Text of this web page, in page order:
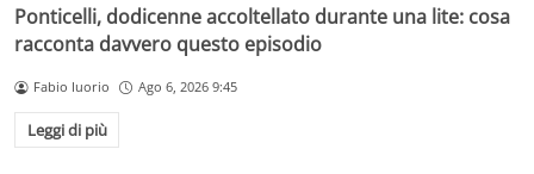
Ponticelli, dodicenne accoltellato durante una lite: cosa
racconta davvero questo episodio
Fabio Iuorio Ago 6, 2026 9:45
Leggi di più